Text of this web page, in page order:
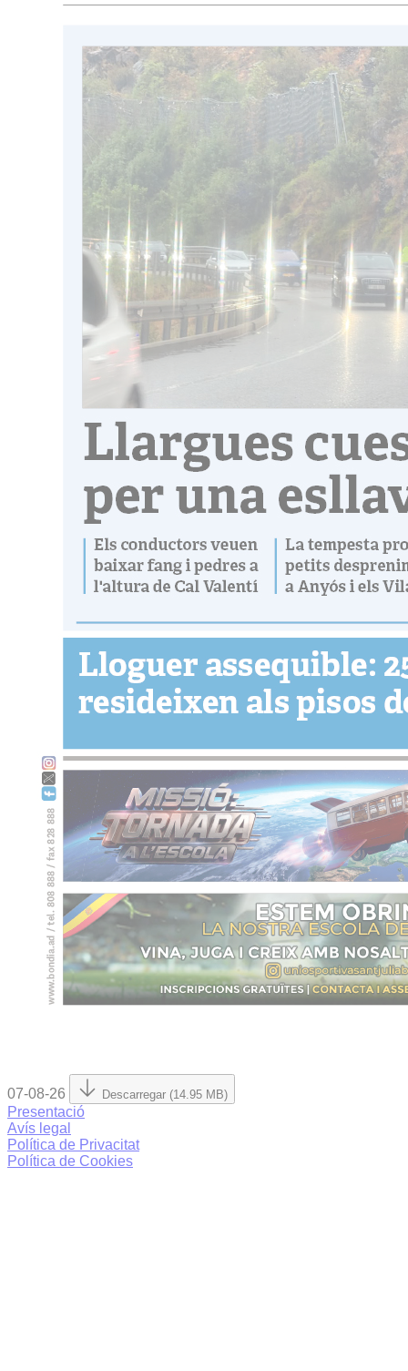
07-08-26 Descarregar (14.95 MB)
Presentació
Avís legal
Política de Privacitat
Política de Cookies